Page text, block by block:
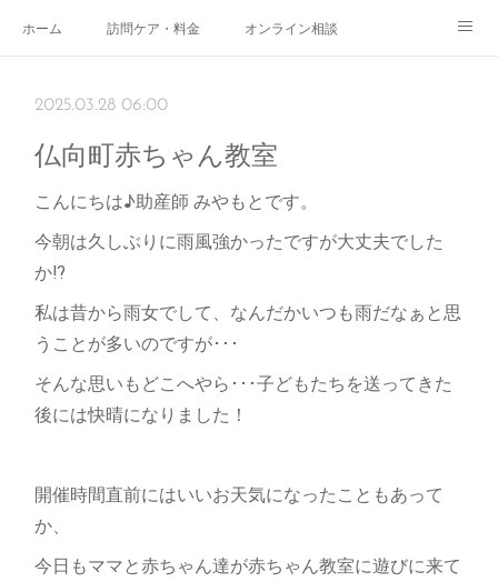
ホーム 訪問ケア・料金 オンライン相談
2025.03.28 06:00
仏向町赤ちゃん教室
こんにちは♪助産師 みやもとです。
今朝は久しぶりに雨風強かったですが大丈夫でした
か⁉
私は昔から雨女でして、なんだかいつも雨だなぁと思
うことが多いのですが･･･
そんな思いもどこへやら･･･子どもたちを送ってきた
後には快晴になりました！
開催時間直前にはいいお天気になったこともあって
か、
今日もママと赤ちゃん達が赤ちゃん教室に遊びに来て